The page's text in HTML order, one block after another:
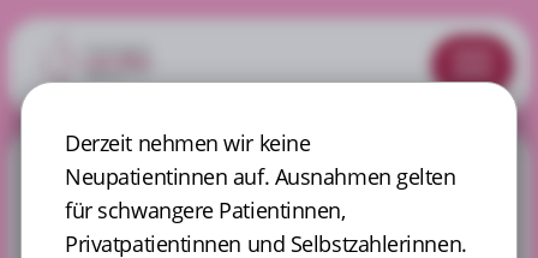
Willkommen auf unserer Online-Terminbuchungsseite.
In wenigen Schritten können Sie einen Termin bei uns
online buchen. Beachten Sie bitte, das Ihr Termin nur
dann richtig eingebucht wurde, wenn Sie eine
Derzeit nehmen wir keine
Neupatientinnen auf. Ausnahmen gelten
für schwangere Patientinnen,
Privatpatientinnen und Selbstzahlerinnen.